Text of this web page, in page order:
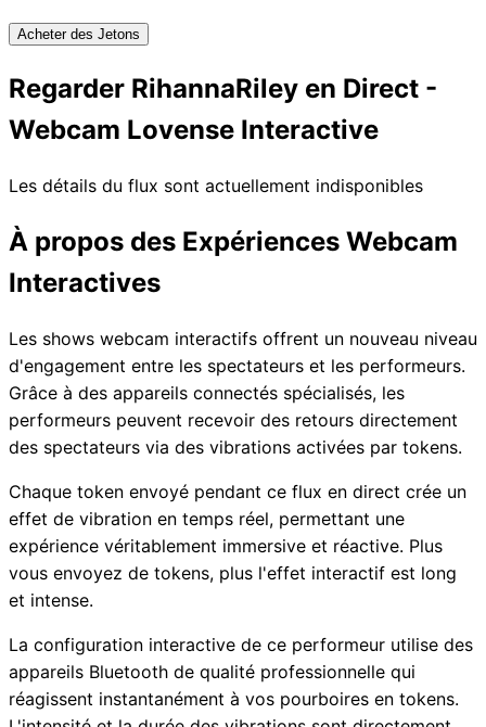
Acheter des Jetons
Regarder RihannaRiley en Direct -
Webcam Lovense Interactive
Les détails du flux sont actuellement indisponibles
À propos des Expériences Webcam
Interactives
Les shows webcam interactifs offrent un nouveau niveau
d'engagement entre les spectateurs et les performeurs.
Grâce à des appareils connectés spécialisés, les
performeurs peuvent recevoir des retours directement
des spectateurs via des vibrations activées par tokens.
Chaque token envoyé pendant ce flux en direct crée un
effet de vibration en temps réel, permettant une
expérience véritablement immersive et réactive. Plus
vous envoyez de tokens, plus l'effet interactif est long
et intense.
La configuration interactive de ce performeur utilise des
appareils Bluetooth de qualité professionnelle qui
réagissent instantanément à vos pourboires en tokens.